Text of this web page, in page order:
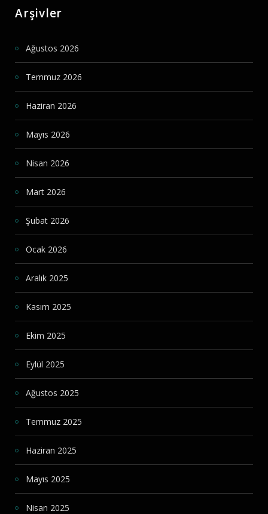
Arşivler
Ağustos 2026
Temmuz 2026
Haziran 2026
Mayıs 2026
Nisan 2026
Mart 2026
Şubat 2026
Ocak 2026
Aralık 2025
Kasım 2025
Ekim 2025
Eylül 2025
Ağustos 2025
Temmuz 2025
Haziran 2025
Mayıs 2025
Nisan 2025